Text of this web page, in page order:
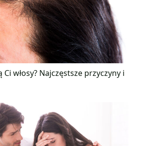
włosy? Najczęstsze przyczyny i